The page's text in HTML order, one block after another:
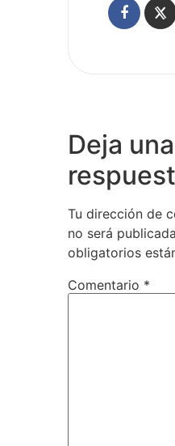
Deja una
Tu dirección de
no será
obligatorios
Comentario *